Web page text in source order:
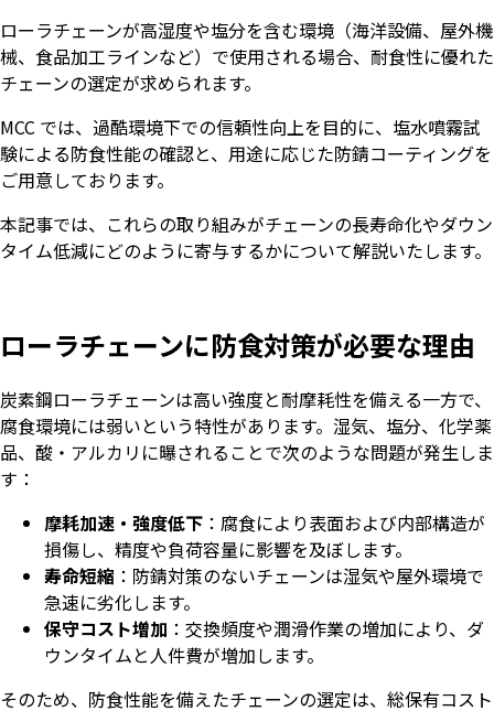
ローラチェーンが高湿度や塩分を含む環境（海洋設備、屋外機
械、食品加工ラインなど）で使用される場合、耐食性に優れた
チェーンの選定が求められます。
MCC では、過酷環境下での信頼性向上を目的に、塩水噴霧試
験による防食性能の確認と、用途に応じた防錆コーティングを
ご用意しております。
本記事では、これらの取り組みがチェーンの長寿命化やダウン
タイム低減にどのように寄与するかについて解説いたします。
ローラチェーンに防食対策が必要な理由
炭素鋼ローラチェーンは高い強度と耐摩耗性を備える一方で、
腐食環境には弱いという特性があります。湿気、塩分、化学薬
品、酸・アルカリに曝されることで次のような問題が発生しま
す：
摩耗加速・強度低下 ：腐食により表面および内部構造が
損傷し、精度や負荷容量に影響を及ぼします。
寿命短縮 ：防錆対策のないチェーンは湿気や屋外環境で
急速に劣化します。
保守コスト増加 ：交換頻度や潤滑作業の増加により、ダ
ウンタイムと人件費が増加します。
そのため、防食性能を備えたチェーンの選定は、総保有コスト